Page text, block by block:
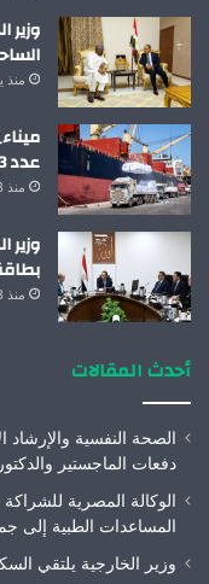
وزير
منذ
عدد 13 سفينة .. بينما غادر 12 سفينة
منذ 3 أيام
بطاقة
منذ 3 أيام
أحدث المقالات
الصحة النفسية والإرشاد
دفعات الماجستير
الوكالة المصرية
المساعدات الطبية إلى
وزير الخارجية يلتقي